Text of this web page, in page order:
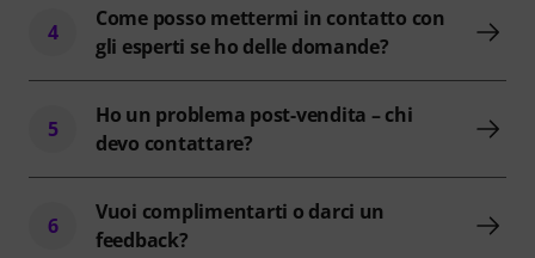
4
Come posso mettermi in contatto con
gli esperti se ho delle domande?
5
Ho un problema post-vendita – chi
devo contattare?
6
Vuoi complimentarti o darci un
feedback?